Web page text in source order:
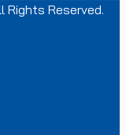
Rights Reserved.